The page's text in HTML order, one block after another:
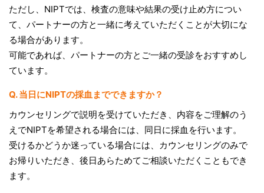
ただし、NIPTでは、検査の意味や結果の受け止め方につい
て、パートナーの方と一緒に考えていただくことが大切にな
る場合があります。
可能であれば、パートナーの方とご一緒の受診をおすすめし
ています。
Q. 当日にNIPTの採血までできますか？
カウンセリングで説明を受けていただき、内容をご理解のう
えでNIPTを希望される場合には、同日に採血を行います。
受けるかどうか迷っている場合には、カウンセリングのみで
お帰りいただき、後日あらためてご相談いただくこともでき
ます。